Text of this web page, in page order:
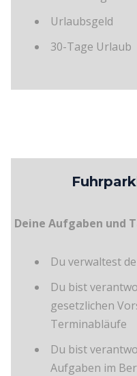
Urlaubsgeld
30-Tage Urlaub
Deine Aufgaben und
Du verwaltest
Du bist
gesetzlichen
Terminabläufe
Du bist
Aufgaben im